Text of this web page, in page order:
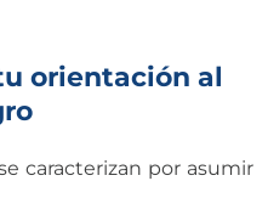
orientación al
caracterizan por asumir